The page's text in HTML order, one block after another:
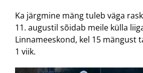
Ka järgmine mäng tuleb väga
11. augustil sõidab meile külla
Linnameeskond, kel 15 mängust
1 viik.